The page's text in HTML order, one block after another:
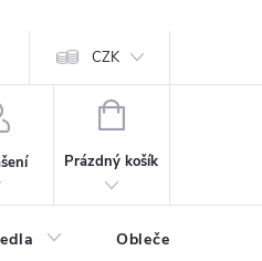
CZK
NÁKUPNÍ
Prázdný košík
Oblečení a